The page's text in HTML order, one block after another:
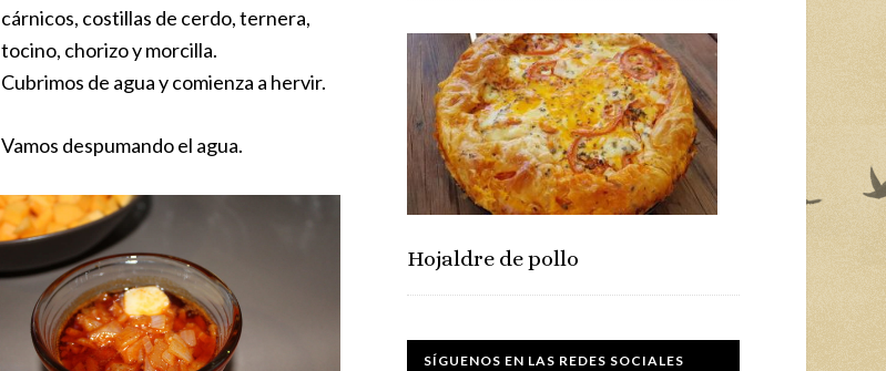
cárnicos, costillas de cerdo, ternera,
tocino, chorizo y morcilla.
Cubrimos de agua y comienza a hervir.
Vamos despumando el agua.
Hojaldre de pollo
SÍGUENOS EN LAS REDES SOCIALES